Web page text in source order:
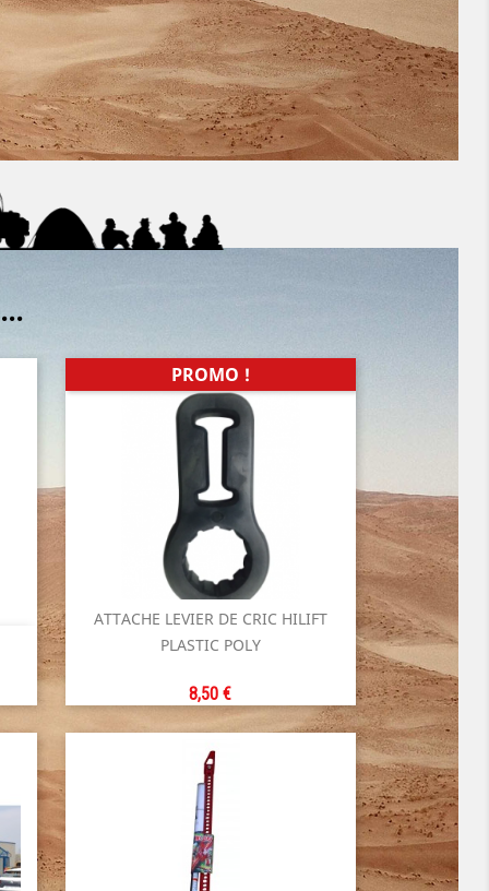
ATTACHE LEVIER DE CRIC HILIFT
PLASTIC POLY
Prix
8,50 €
PROMO !
Aperçu rapide